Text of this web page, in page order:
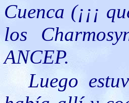
Cuenca (¡¡¡
los
ANCEP.
Luego